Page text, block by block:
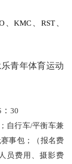
、KMC、RST、
青年体育运动
： 30
自行车/平衡车兼
事包；（报名费
员费用、摄影费